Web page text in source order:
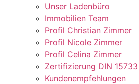
Unser Ladenbüro
Immobilien Team
Profil Christian Zimmer
Profil Nicole Zimmer
Profil Celina Zimmer
Zertifizierung DIN 15733
Kundenempfehlungen